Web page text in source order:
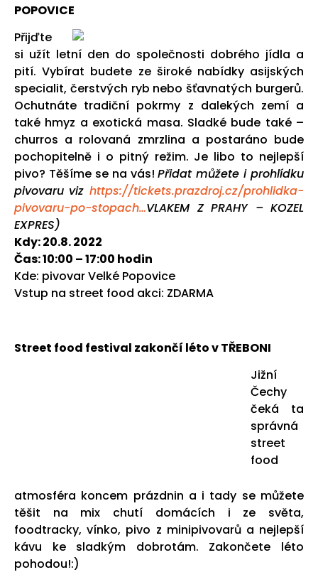
POPOVICE
Přijďte
si užít letní den do společnosti dobrého jídla a
pití. Vybírat budete ze široké nabídky asijských
specialit, čerstvých ryb nebo šťavnatých burgerů.
Ochutnáte tradiční pokrmy z dalekých zemí a
také hmyz a exotická masa. Sladké bude také –
churros a rolovaná zmrzlina a postaráno bude
pochopitelně i o pitný režim. Je libo to nejlepší
pivo? Těšíme se na vás!Přidat můžete i prohlídku
pivovaru viz https://tickets.prazdroj.cz/prohlidka-
pivovaru-po-stopach…VLAKEM Z PRAHY – KOZEL
EXPRES)
Kdy: 20.8. 2022
Čas: 10:00 – 17:00 hodin
Kde: pivovar Velké Popovice
Vstup na street food akci: ZDARMA
Street food festival zakončí léto v TŘEBONI
Jižní
Čechy
čeká ta
správná
street
food
atmosféra koncem prázdnin a i tady se můžete
těšit na mix chutí domácích i ze světa,
foodtracky, vínko, pivo z minipivovarů a nejlepší
kávu ke sladkým dobrotám. Zakončete léto
pohodou!:)